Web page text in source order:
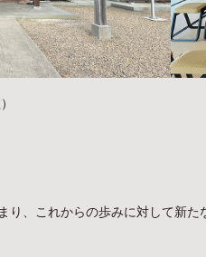
り、これからの歩みに対して新